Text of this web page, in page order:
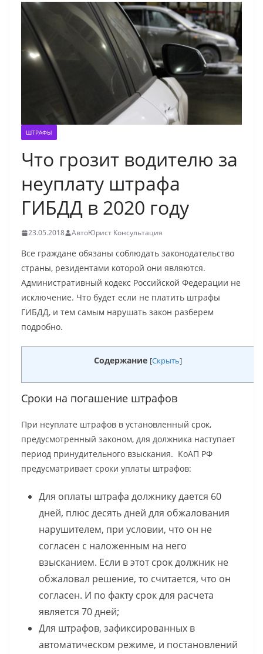
ШТРАФЫ
Что грозит водителю за
неуплату штрафа
ГИБДД в 2020 году
23.05.2018 АвтоЮрист Консультация
Все граждане обязаны соблюдать законодательство
страны, резидентами которой они являются.
Административный кодекс Российской Федерации не
исключение. Что будет если не платить штрафы
ГИБДД, и тем самым нарушать закон разберем
подробно.
Содержание [Скрыть]
Сроки на погашение штрафов
При неуплате штрафов в установленный срок,
предусмотренный законом, для должника наступает
период принудительного взыскания. КоАП РФ
предусматривает сроки уплаты штрафов:
Для оплаты штрафа должнику дается 60
дней, плюс десять дней для обжалования
нарушителем, при условии, что он не
согласен с наложенным на него
взысканием. Если в этот срок должник не
обжаловал решение, то считается, что он
согласен. И по факту срок для расчета
является 70 дней;
Для штрафов, зафиксированных в
автоматическом режиме, и постановлений